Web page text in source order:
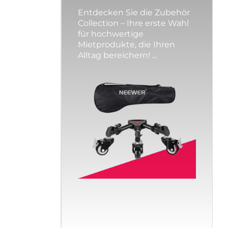
Entdecken Sie die Zubehör
Collection – Ihre erste Wahl
für hochwertige
Mietprodukte, die Ihren
Alltag bereichern! ...